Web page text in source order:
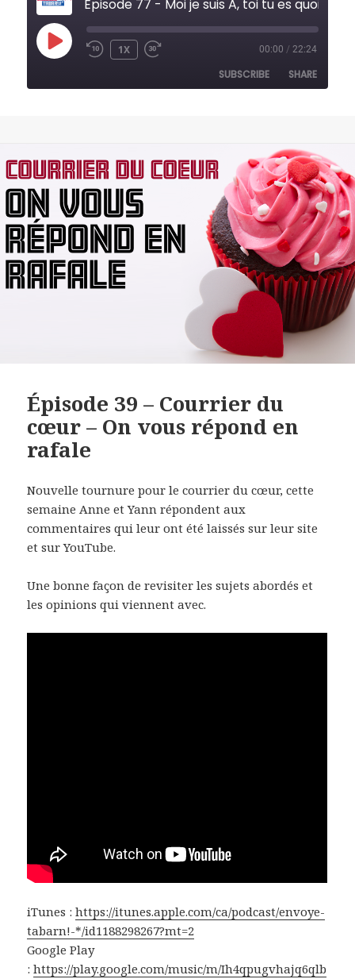
Épisode 77 - Moi je suis A, toi tu es quoi?
PLAY
EPISODE REWIND
1X
FAST
00:00 / 22:24
SUBSCRIBE SHARE
EMBED
Épisode 39 – Courrier du
cœur – On vous répond en
rafale
Nouvelle tournure pour le courrier du cœur, cette
semaine Anne et Yann répondent aux
commentaires qui leur ont été laissés sur leur site
et sur YouTube.
Une bonne façon de revisiter les sujets abordés et
les opinions qui viennent avec.
iTunes :https://itunes.apple.com/ca/podcast/envoye-
tabarn!-*/id1188298267?mt=2
Google Play
:https://play.google.com/music/m/Ih4qpugvhajq6qlb